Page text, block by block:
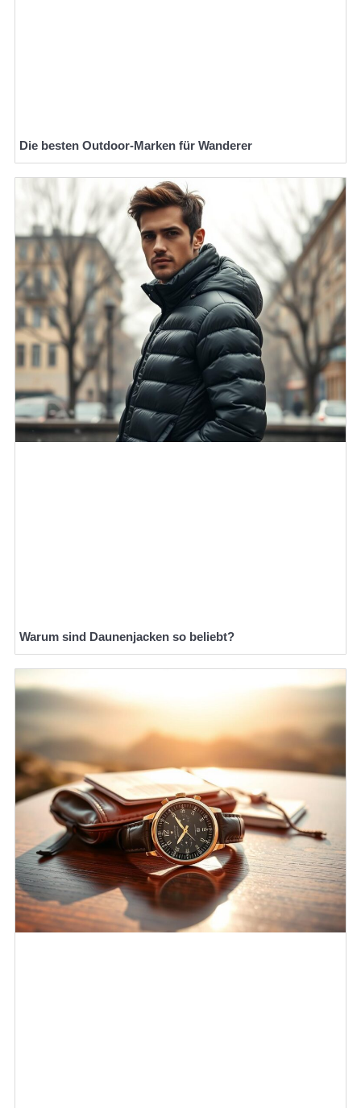
Die besten Outdoor-Marken für Wanderer
Warum sind Daunenjacken so beliebt?